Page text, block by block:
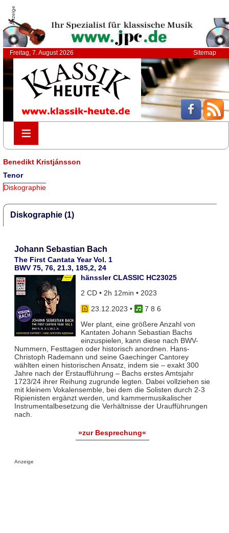
Anzeige
Freitag, 7. August 2026 Sitemap
≡
≡
Benedikt Kristjánsson
Tenor
Diskographie
Diskographie (1)
Johann Sebastian Bach
The First Cantata Year Vol. 1
BWV 75, 76, 21.3, 185,2, 24
hänssler CLASSIC HC23025
2 CD • 2h 12min • 2023
23.12.2023 •
7 8 6
Wer plant, eine größere Anzahl von
Kantaten Johann Sebastian Bachs
einzuspielen, kann diese nach BWV-
Nummern, Festtagen oder historisch anordnen. Hans-
Christoph Rademann und seine Gaechinger Cantorey
wählten einen historischen Ansatz, indem sie – exakt 300
Jahre nach der Erstaufführung – Bachs erstes Amtsjahr
1723/24 ihrer Reihung zugrunde legten. Dabei vollziehen sie
mit kleinem Vokalensemble, bei dem die Solisten durch 2-3
Ripienisten ergänzt werden, und kammermusikalischer
Instrumentalbesetzung die Verhältnisse der Uraufführungen
nach.
»zur Besprechung«
Anzeige